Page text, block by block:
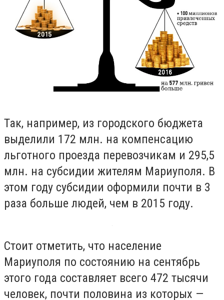
Так, например, из городского бюджета
выделили 172 млн. на компенсацию
льготного проезда перевозчикам и 295,5
млн. на субсидии жителям Мариуполя. В
этом году субсидии оформили почти в 3
раза больше людей, чем в 2015 году.
Стоит отметить, что население
Мариуполя по состоянию на сентябрь
этого года составляет всего 472 тысячи
человек, почти половина из которых —